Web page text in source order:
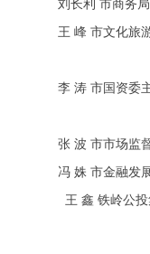
刘长利 市商务
王 峰 市文化旅
李 涛 市国资委
张 波 市市场监
冯 姝 市金融发
王 鑫 铁岭公